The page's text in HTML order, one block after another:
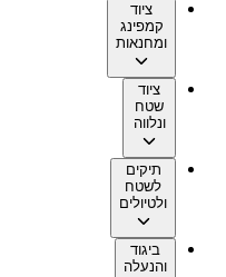
ציוד
קמפינג
ומחנאות
ציוד
שטח
ונלווה
תיקים
לשטח
ולטיולים
ביגוד
והנעלה